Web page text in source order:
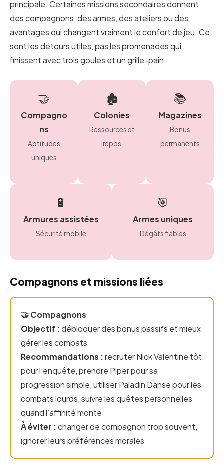
principale. Certaines missions secondaires donnent
des compagnons, des armes, des ateliers ou des
avantages qui changent vraiment le confort de jeu. Ce
sont les détours utiles, pas les promenades qui
finissent avec trois goules et un grille-pain.
🤝
Compagno
ns
Aptitudes
uniques
🏚️
Colonies
Ressources et
repos
📚
Magazines
Bonus
permanents
🔋
Armures assistées
Sécurité mobile
🎯
Armes uniques
Dégâts fiables
Compagnons et missions liées
🤝 Compagnons
Objectif :débloquer des bonus passifs et mieux
gérer les combats
Recommandations :recruter Nick Valentine tôt
pour l’enquête, prendre Piper pour sa
progression simple, utiliser Paladin Danse pour les
combats lourds, suivre les quêtes personnelles
quand l’affinité monte
À éviter :changer de compagnon trop souvent,
ignorer leurs préférences morales